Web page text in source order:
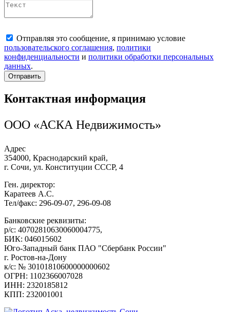
Отправляя это сообщение, я принимаю условие
пользовательского соглашения, политики
конфиденциальности и политики обработки персональных
данных.
Отправить
Контактная информация
ООО «АСКА Недвижимость»
Адрес
354000, Краснодарский край,
г. Сочи, ул. Конституции СССР, 4
Ген. директор:
Каратеев А.С.
Тел/факс: 296-09-07, 296-09-08
Банковские реквизиты:
р/с: 40702810630060004775,
БИК: 046015602
Юго-Западный банк ПАО "Сбербанк России"
г. Ростов-на-Дону
к/с: № 30101810600000000602
ОГРН: 1102366007028
ИНН: 2320185812
КПП: 232001001